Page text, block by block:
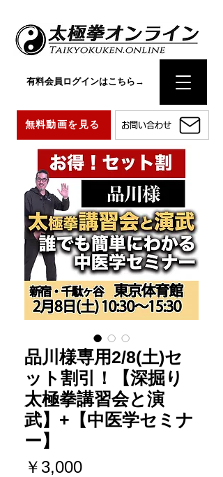
お問い合わせ
無料動画を見る
有料会員ログインはこちら→
品川様専用2/8(土)セ
ット割引！【深掘り
太極拳講習会と演
武】+【中医学セミナ
ー】
￥3,000価